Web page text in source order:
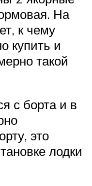
На
к чему
купить и
такой
с борта и в
это
лодки